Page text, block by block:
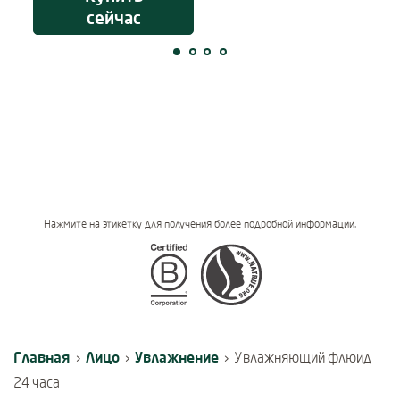
сейчас
Certifications
Нажмите на этикетку для получения более подробной информации.
Главная › Лицо › Увлажнение › Увлажняющий флюид
24 часа